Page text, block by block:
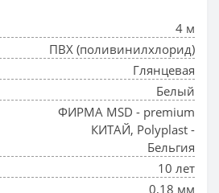
4 м
ПВХ (поливинилхлорид)
Глянцевая
Белый
ФИРМА MSD - premium
КИТАЙ, Polyplast -
Бельгия
10 лет
0,18 мм